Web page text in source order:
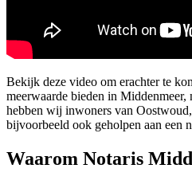
Bekijk deze video om erachter te
meerwaarde bieden in
hebben wij inwoners van
bijvoorbeeld ook geholpen aan een
Waarom Notaris